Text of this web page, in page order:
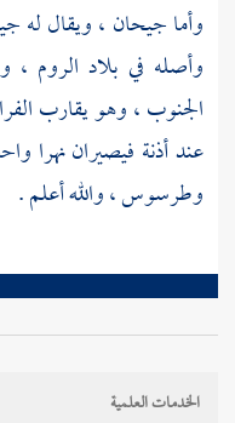
وأماجيحان ، ويقال له
وأصله في بلاد الروم ،
الجنوب ، وهو يقارب
عندأذنة فيصيران نهرا
وطرسوس، والله أعلم .
الخدمات العلمية